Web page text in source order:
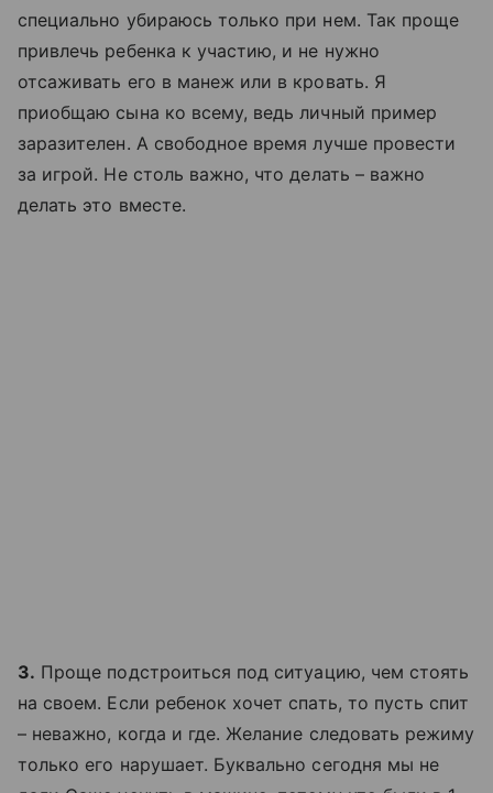
специально убираюсь только при нем. Так проще
привлечь ребенка к участию, и не нужно
отсаживать его в манеж или в кровать. Я
приобщаю сына ко всему, ведь личный пример
заразителен. А свободное время лучше провести
за игрой. Не столь важно, что делать – важно
делать это вместе.
3. Проще подстроиться под ситуацию, чем стоять
на своем. Если ребенок хочет спать, то пусть спит
– неважно, когда и где. Желание следовать режиму
только его нарушает. Буквально сегодня мы не